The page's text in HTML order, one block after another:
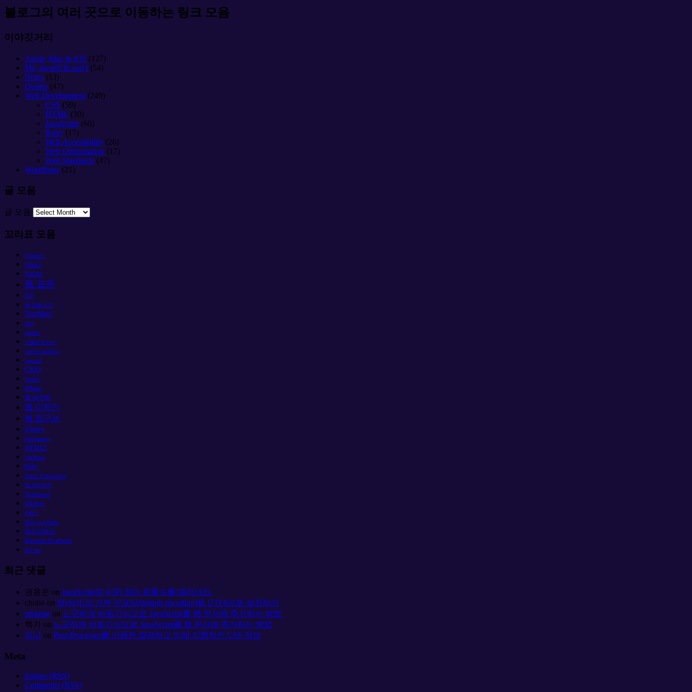
블로그의 여러 곳으로 이동하는 링크 모음
이야깃거리
Apple, Mac & iOS (127)
Me, myself & and I (54)
Notes (53)
Quotes (47)
Web Development (249)
CSS (59)
HTML (30)
JavaScript (60)
Ruby (17)
Web Accessibility (26)
Web Optimization (17)
Web Standards (47)
WordPress (21)
글 모음
글 모음
꼬리표 모음
Windows
Webkit
Safari
웹 표준
IE8
웹 개발 도구
TextMate
blog
Apache
어플리케이션
version targeting
Leopard
CSS3
Firefox
iPhone
웹 최적화
웹 디자인
웹 접근성
jQuery
blueprintcss
HTML5
MacBook
Ruby
Safari Extensions
웹 브라우저
Dashboard
Widget
PHP 5
Ruby on Rails
워드프레스
Internet Explorer
IE6 bug
최근 댓글
권용운 on JavaScript의 이런 점이 뒤통수를 때리더라.
chobo on MySQL의 기본 인코딩(default encoding)을 UTF8으로 설정하기
miname on 느긋하게 비동기식으로 JavaScript를 웹 문서에 추가하는 방법
핵기
on 느긋하게 비동기식으로 JavaScript를 웹 문서에 추가하는 방법
지니 on Post-Processor를 이용한 깔끔하고 미래 지향적인 CSS 작성
Meta
Entries (RSS)
Comments (RSS)